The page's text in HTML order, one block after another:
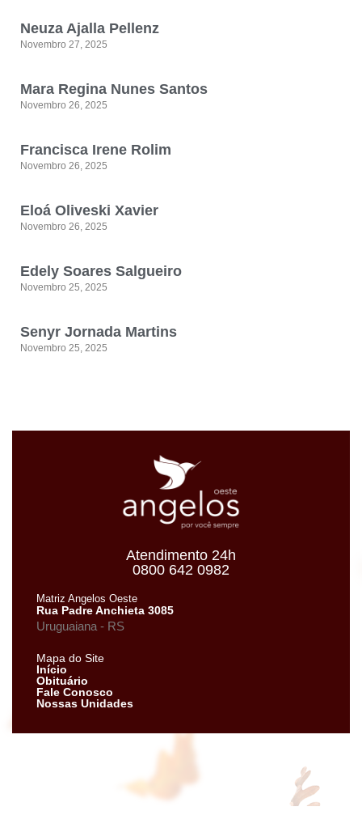
Neuza Ajalla Pellenz
Novembro 27, 2025
Mara Regina Nunes Santos
Novembro 26, 2025
Francisca Irene Rolim
Novembro 26, 2025
Eloá Oliveski Xavier
Novembro 26, 2025
Edely Soares Salgueiro
Novembro 25, 2025
Senyr Jornada Martins
Novembro 25, 2025
Atendimento 24h
0800 642 0982
Matriz Angelos Oeste
Rua Padre Anchieta 3085
Uruguaiana - RS
Mapa do Site
Início
Obituário
Fale Conosco
Nossas Unidades